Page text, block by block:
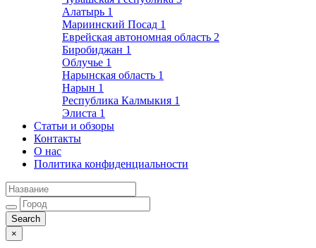
Алатырь 1
Мариинский Посад 1
Еврейская автономная область 2
Биробиджан 1
Облучье 1
Нарынская область 1
Нарын 1
Республика Калмыкия 1
Элиста 1
Статьи и обзоры
Контакты
О нас
Политика конфиденциальности
×